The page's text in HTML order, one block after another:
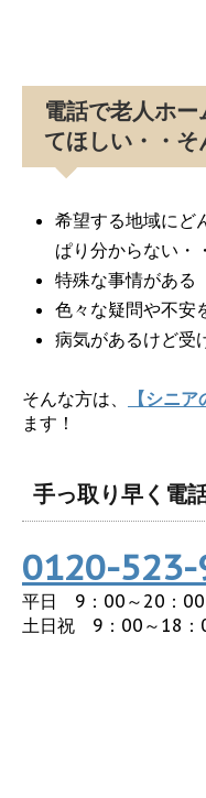
電話で老人ホ
てほしい・・そ
希望する地域にど
ぱり分からない・・
特殊な事情がある
色々な疑問や不安
病気があるけど受
そんな方は、 【シニ
ます！
手っ取り早く電
0120-523-
平日 9：00～20：00
土日祝 9：00～18：